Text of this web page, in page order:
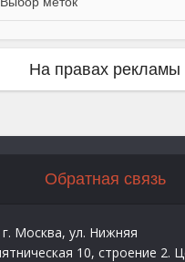
На правах рекламы
Обратная связь
г. Москва, ул. Нижняя
10, строение 2.